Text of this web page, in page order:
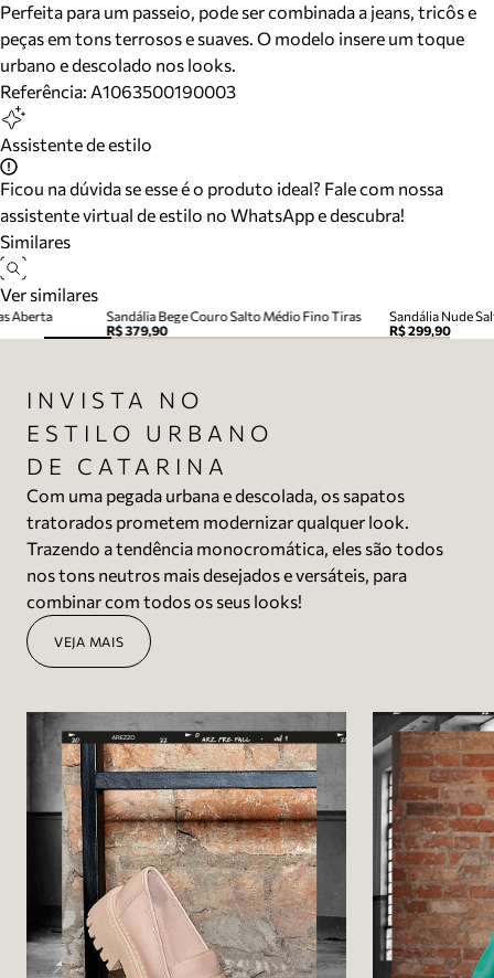
Perfeita para um passeio, pode ser combinada a jeans, tricôs e
peças em tons terrosos e suaves. O modelo insere um toque
urbano e descolado nos looks.
Referência: A1063500190003
Assistente de estilo
Ficou na dúvida se esse é o produto ideal? Fale com nossa
assistente virtual de estilo no WhatsApp e descubra!
Similares
Ver similares
Sandália Bege Couro Salto Médio Fino Tiras
R$ 379,90
Sandália Nude
R$ 299,90
Aberta
INVISTA NO
ESTILO URBANO
DE CATARINA
Com uma pegada urbana e descolada, os sapatos
tratorados prometem modernizar qualquer look.
Trazendo a tendência monocromática, eles são todos
nos tons neutros mais desejados e versáteis, para
combinar com todos os seus looks!
VEJA MAIS